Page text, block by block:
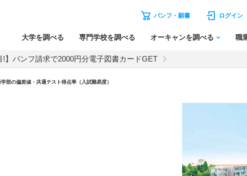
パンフ・願書 ログイン
大学を調べる 専門学校を調べる オーキャンを調べる 職
!】パンフ請求で2000円分電子図書カードGET
部の偏差値・共通テスト得点率（入試難易度）